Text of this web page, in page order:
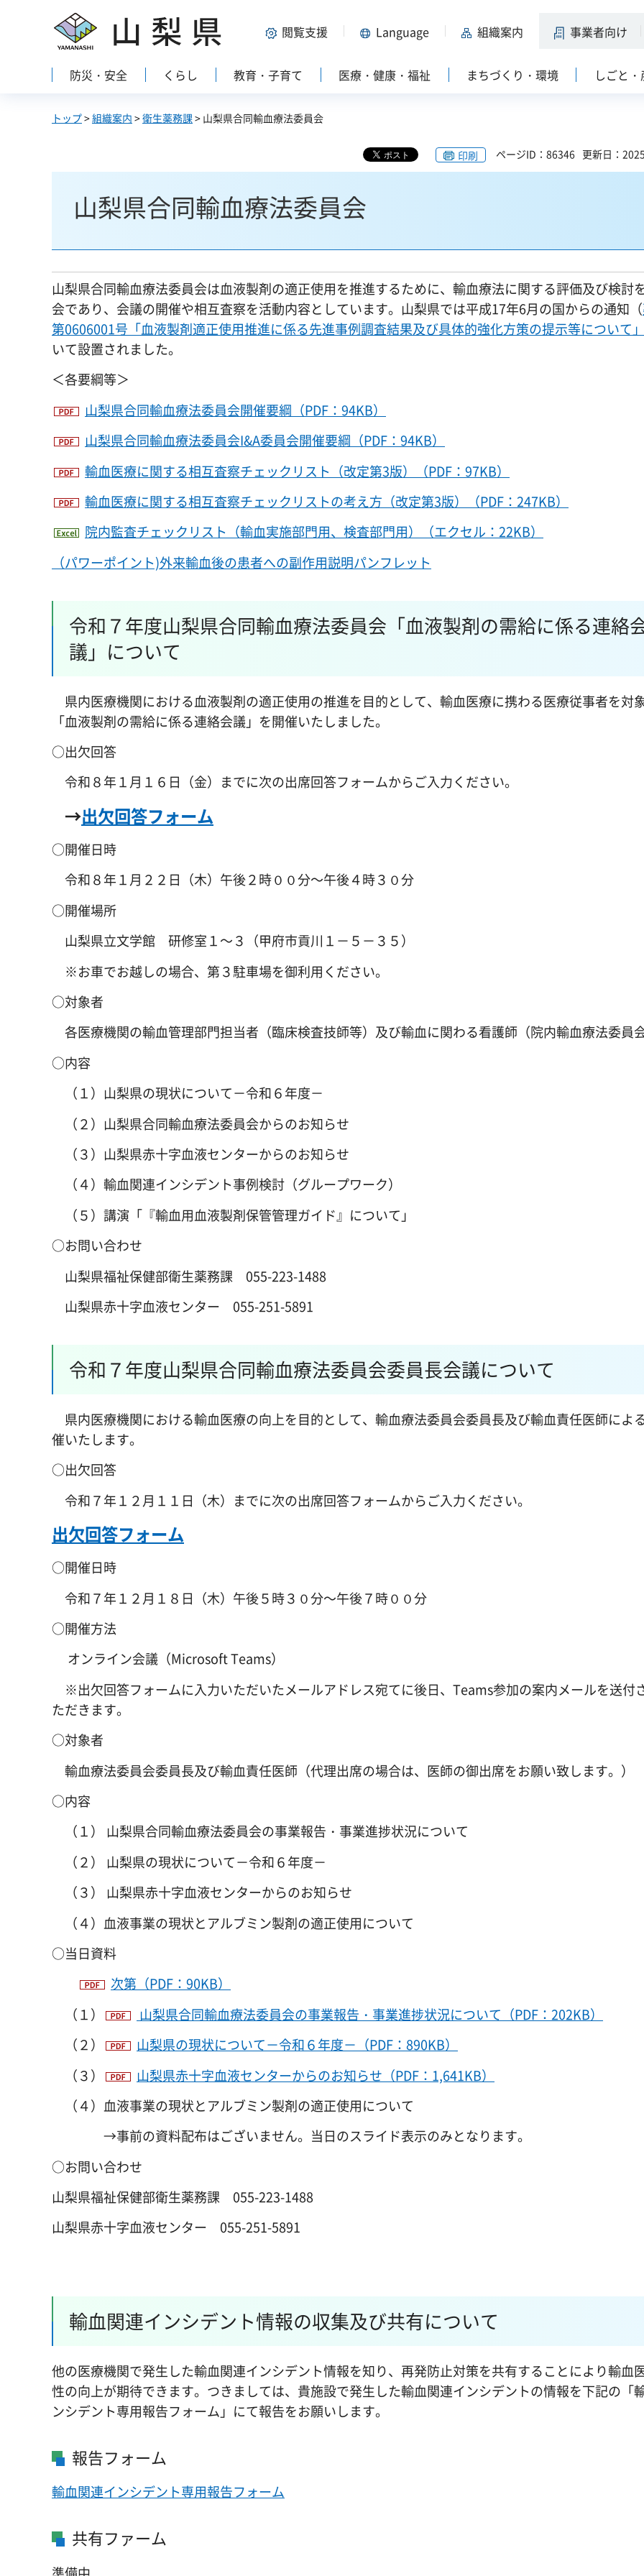
山梨県 閲覧支援 Language 組織案内 事業者向け
防災・安全 くらし 教育・子育て 医療・健康・福祉 まちづくり・環境 しごと
トップ>組織案内 >衛生薬務課> 山梨県合同輸血療法委員会
印刷 ページID：86346 更新日：
山梨県合同輸血療法委員会
山梨県合同輸血療法委員会は血液製剤の適正使用を推進するために、輸血療法に関する評価及び検討
会であり、会議の開催や相互査察を活動内容としています。山梨県では平成17年6月の国からの通知（
第0606001号「血液製剤適正使用推進に係る先進事例調査結果及び具体的強化方策の提示等について
いて設置されました。
＜各要綱等＞
山梨県合同輸血療法委員会開催要綱（PDF：94KB）
山梨県合同輸血療法委員会I&A委員会開催要綱（PDF：94KB）
輸血医療に関する相互査察チェックリスト（改定第3版）（PDF：97KB）
輸血医療に関する相互査察チェックリストの考え方（改定第3版）（PDF：247KB）
院内監査チェックリスト（輸血実施部門用、検査部門用）（エクセル：22KB）
（パワーポイント)外来輸血後の患者への副作用説明パンフレット
令和７年度山梨県合同輸血療法委員会「血液製剤の需給に係る連絡
議」について
県内医療機関における血液製剤の適正使用の推進を目的として、輸血医療に携わる医療従事者を対
「血液製剤の需給に係る連絡会議」を開催いたしました。
○出欠回答
令和８年１月１６日（金）までに次の出席回答フォームからご入力ください。
→出欠回答フォーム
○開催日時
令和８年１月２２日（木）午後２時００分～午後４時３０分
○開催場所
山梨県立文学館 研修室１～３（甲府市貢川１－５－３５）
※お車でお越しの場合、第３駐車場を御利用ください。
○対象者
各医療機関の輸血管理部門担当者（臨床検査技師等）及び輸血に関わる看護師（院内輸血療法委員
○内容
（１）山梨県の現状について－令和６年度－
（２）山梨県合同輸血療法委員会からのお知らせ
（３）山梨県赤十字血液センターからのお知らせ
（４）輸血関連インシデント事例検討（グループワーク）
（５）講演「『輸血用血液製剤保管管理ガイド』について」
○お問い合わせ
山梨県福祉保健部衛生薬務課 055-223-1488
山梨県赤十字血液センター 055-251-5891
令和７年度山梨県合同輸血療法委員会委員長会議について
県内医療機関における輸血医療の向上を目的として、輸血療法委員会委員長及び輸血責任医師によ
催いたします。
○出欠回答
令和７年１２月１１日（木）までに次の出席回答フォームからご入力ください。
出欠回答フォーム
○開催日時
令和７年１２月１８日（木）午後５時３０分～午後７時００分
○開催方法
オンライン会議（Microsoft Teams）
※出欠回答フォームに入力いただいたメールアドレス宛てに後日、Teams参加の案内メールを送付
ただきます。
○対象者
輸血療法委員会委員長及び輸血責任医師（代理出席の場合は、医師の御出席をお願い致します。）
○内容
（１） 山梨県合同輸血療法委員会の事業報告・事業進捗状況について
（２） 山梨県の現状について－令和６年度－
（３） 山梨県赤十字血液センターからのお知らせ
（４）血液事業の現状とアルブミン製剤の適正使用について
○当日資料
次第（PDF：90KB）
（１）
山梨県合同輸血療法委員会の事業報告・事業進捗状況について（PDF：202KB）
（２）
山梨県の現状について－令和６年度－（PDF：890KB）
（３）
山梨県赤十字血液センターからのお知らせ（PDF：1,641KB）
（４）血液事業の現状とアルブミン製剤の適正使用について
→事前の資料配布はございません。当日のスライド表示のみとなります。
○お問い合わせ
山梨県福祉保健部衛生薬務課 055-223-1488
山梨県赤十字血液センター 055-251-5891
輸血関連インシデント情報の収集及び共有について
他の医療機関で発生した輸血関連インシデント情報を知り、再発防止対策を共有することにより輸血
性の向上が期待できます。つきましては、貴施設で発生した輸血関連インシデントの情報を下記の「
ンシデント専用報告フォーム」にて報告をお願いします。
報告フォーム
輸血関連インシデント専用報告フォーム
共有ファーム